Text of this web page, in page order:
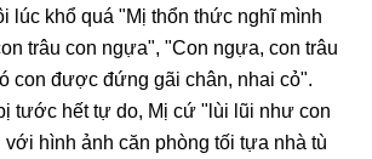
lúc khổ quá "Mị thổn thức nghĩ mình
trâu con ngựa", "Con ngựa, con trâu
con được đứng gãi chân, nhai cỏ".
tước hết tự do, Mị cứ "lùi lũi như con
với hình ảnh căn phòng tối tựa nhà tù